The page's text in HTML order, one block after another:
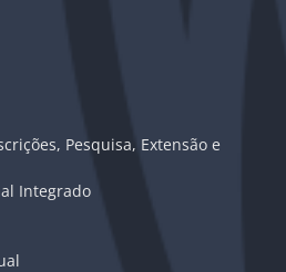
Pesquisa, Extensão e
Integrado